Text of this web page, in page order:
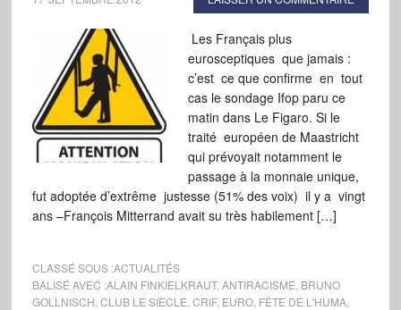
Les Français plus
eurosceptiques que jamais :
c’est ce que confirme en tout
cas le sondage Ifop paru ce
matin dans Le Figaro. Si le
traité européen de Maastricht
qui prévoyait notamment le
passage à la monnaie unique,
fut adoptée d’extrême justesse (51% des voix) il y a vingt
ans –François Mitterrand avait su très habilement […]
CLASSÉ SOUS :ACTUALITÉS
BALISÉ AVEC :ALAIN FINKIELKRAUT, ANTIRACISME BRUNO
GOLLNISCH CLUB LE SIÈCLE CRIF, EURO, FÊTE DE L'HUMA,